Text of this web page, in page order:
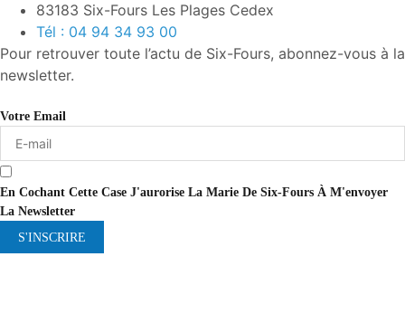
83183 Six-Fours Les Plages Cedex
Tél : 04 94 34 93 00
Pour retrouver toute l’actu de Six-Fours, abonnez-vous à la
newsletter.
Votre Email
En Cochant Cette Case J'aurorise La Marie De Six-Fours À M'envoyer
La Newsletter
S'INSCRIRE